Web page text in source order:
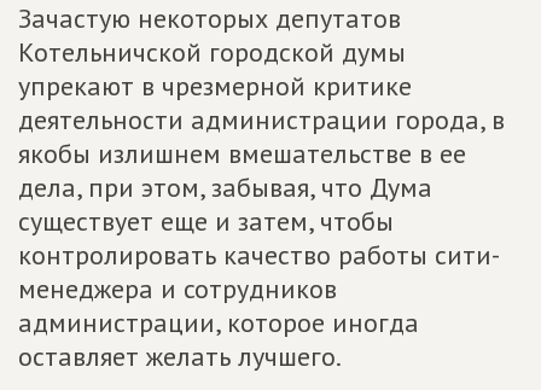
Зачастую некоторых депутатов
Котельничской городской думы
упрекают в чрезмерной критике
деятельности администрации города, в
якобы излишнем вмешательстве в ее
дела, при этом, забывая, что Дума
существует еще и затем, чтобы
контролировать качество работы сити-
менеджера и сотрудников
администрации, которое иногда
оставляет желать лучшего.